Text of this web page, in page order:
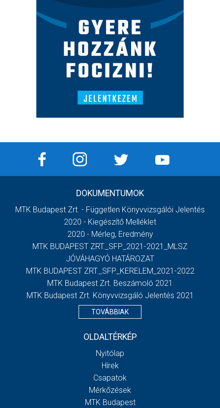
DOKUMENTUMOK
MTK Budapest Zrt. - Független Könyvvizsgálói Jelentés
2020 - Kiegészítő Melléklet
2020 - Mérleg, Eredmény
MTK BUDAPEST ZRT._SFP_2021-2021_MLSZ
JÓVÁHAGYÓ HATÁROZAT
MTK BUDAPEST ZRT._SFP_KERELEM_2021-2022
MTK Budapest Zrt. Beszámoló 2021
MTK Budapest Zrt. Könyvvizsgáló Jelentés 2021
TOVÁBBIAK
OLDALTÉRKÉP
Nyitólap
Hírek
Csapatok
Mérkőzések
MTK Budapest